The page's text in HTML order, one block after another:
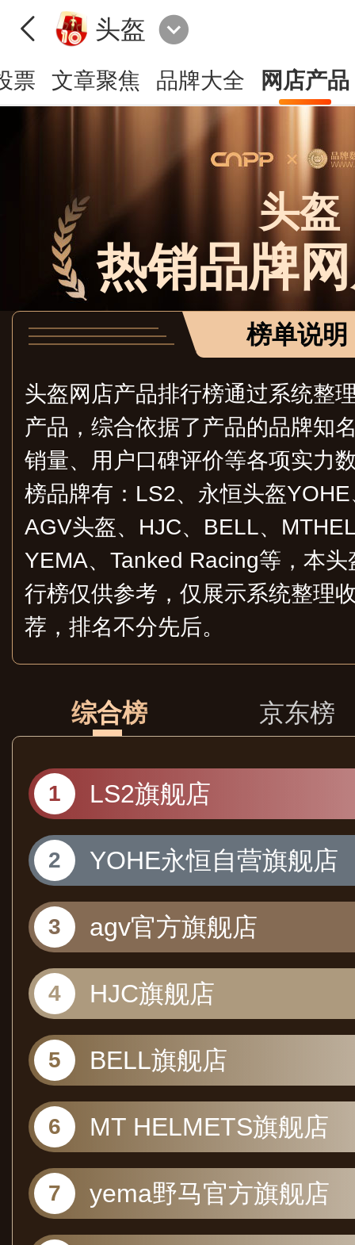
头盔
票 文章聚焦 品牌大全 网店产品
头盔
热销品牌
榜单说明
头盔网店产品排行榜通过系统整
产品，综合依据了产品的品牌知
销量、用户口碑评价等各项实力
榜品牌有：LS2、永恒头盔
AGV头盔、HJC、BELL、
YEMA、Tanked Racing等，本
行榜仅供参考，仅展示系统整理
荐，排名不分先后。
综合榜 京东榜
LS2旗舰店
YOHE永恒自营旗舰店
agv官方旗舰店
HJC旗舰店
BELL旗舰店
MT HELMETS旗舰店
yema野马官方旗舰店